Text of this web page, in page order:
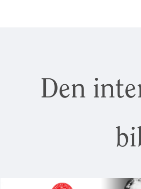
Den